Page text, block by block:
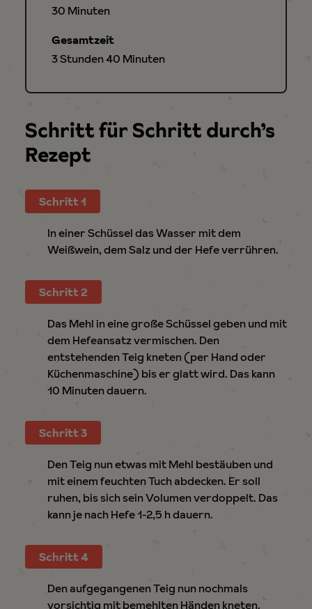
30 Minuten
Minuten
Gesamtzeit
3Stunden
Stunden40 Minuten
Minuten
Schritt für Schritt durch’s
Rezept
Schritt 1
In einer Schüssel das Wasser mit dem
Weißwein, dem Salz und der Hefe verrühren.
Schritt 2
Das Mehl in eine große Schüssel geben und mit
dem Hefeansatz vermischen. Den
entstehenden Teig kneten (per Hand oder
Küchenmaschine) bis er glatt wird. Das kann
10 Minuten dauern.
Schritt 3
Den Teig nun etwas mit Mehl bestäuben und
mit einem feuchten Tuch abdecken. Er soll
ruhen, bis sich sein Volumen verdoppelt. Das
kann je nach Hefe 1-2,5 h dauern.
Schritt 4
Den aufgegangenen Teig nun nochmals
vorsichtig mit bemehlten Händen kneten.